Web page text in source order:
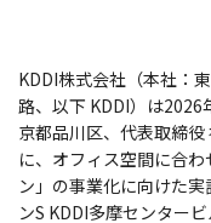
KDDI株式会社（本社：
路、以下 KDDI）は2026
京都品川区、代表取締
に、オフィス空間に合
ン」の事業化に向けた
ンS KDDI多摩センター